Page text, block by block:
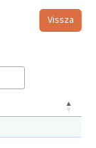
Vissza